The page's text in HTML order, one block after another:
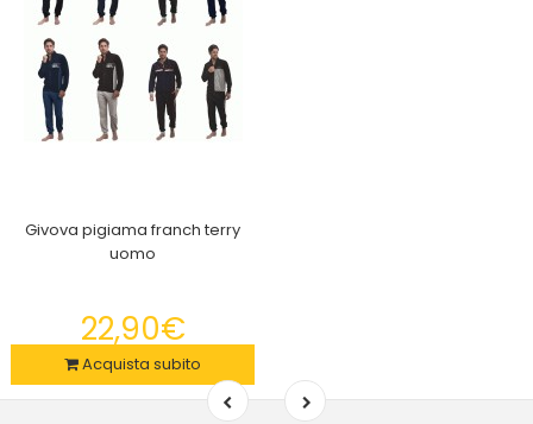
Givova pigiama franch terry
uomo
22,90€
Acquista subito